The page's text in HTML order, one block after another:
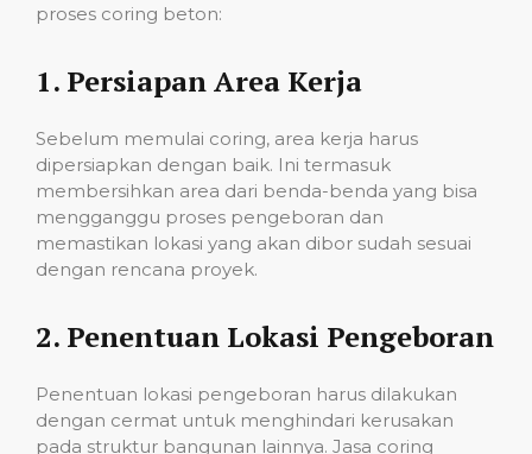
proses coring beton:
1. Persiapan Area Kerja
Sebelum memulai coring, area kerja harus
dipersiapkan dengan baik. Ini termasuk
membersihkan area dari benda-benda yang bisa
mengganggu proses pengeboran dan
memastikan lokasi yang akan dibor sudah sesuai
dengan rencana proyek.
2. Penentuan Lokasi Pengeboran
Penentuan lokasi pengeboran harus dilakukan
dengan cermat untuk menghindari kerusakan
pada struktur bangunan lainnya. Jasa coring